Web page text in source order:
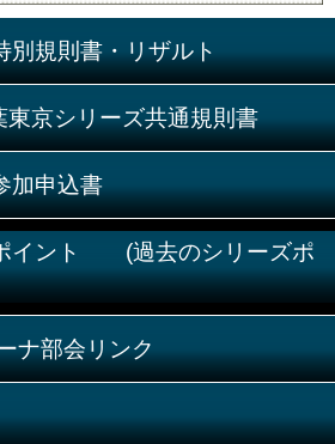
別規則書・リザルト
京シリーズ共通規則書
加申込書
イント (過去のシリーズポ
ナ部会リンク